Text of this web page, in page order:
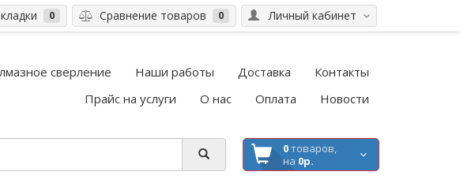
Личный кабинет
0 Сравнение товаров 0
сверление Наши работы Доставка
Контакты
Прайс на услуги
О нас Оплата Новости
0товаров,
на 0р.